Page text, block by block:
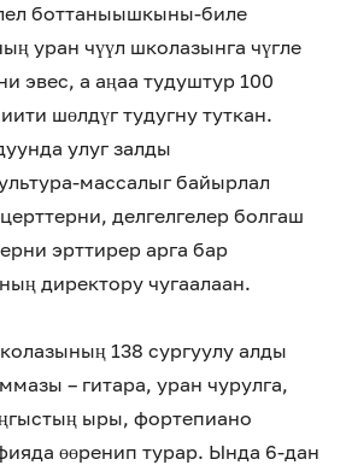
боттаныышкыны-биле
уран чүүл школазынга чүгле
эвес, а аңаа тудуштур 100
шөлдүг тудугну туткан.
улуг залды
массалыг байырлал
делгелгелер болгаш
эрттирер арга бар
директору чугаалаан.
138 сургуулу алды
– гитара, уран чурулга,
ыры, фортепиано
өөренип турар. Ында 6-дан